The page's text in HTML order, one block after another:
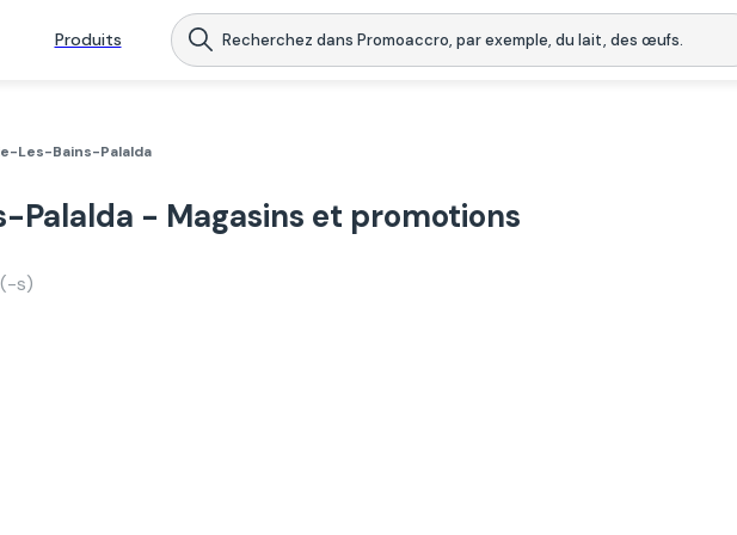
Produits
Les-Bains-Palalda
Palalda - Magasins et promotions
s)